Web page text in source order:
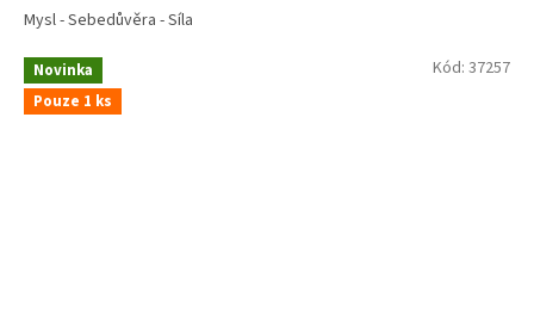
Mysl - Sebedůvěra - Síla
Novinka
Pouze 1 ks
Kód: 37257